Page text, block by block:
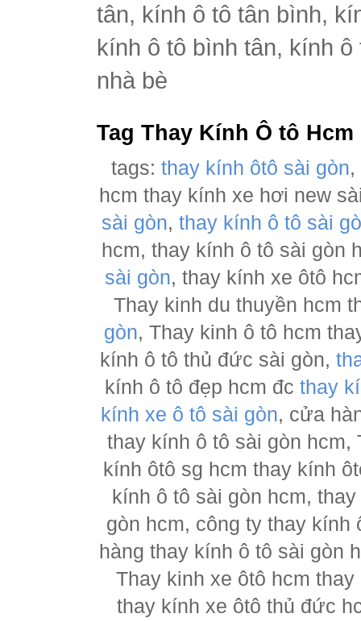
tân, kính ô tô tân bình,
kính ô tô bình tân, kính
nhà bè
Tag Thay Kính Ô tô Hcm
tags:thay kính ôtô sài gòn,
hcm thay kính xe hơi new
sài gòn,thay kính ô tô sài
hcm, thay kính ô tô sài gòn
sài gòn, thay kính xe ôtô
Thay kinh du thuyền hcm
gòn, Thay kinh ô tô hcm
kính ô tô thủ đức sài gòn,
kính ô tô đẹp hcm đc thay
kính xe ô tô sài gòn, cửa
thay kính ô tô sài gòn hcm,
kính ôtô sg hcm thay kính
kính ô tô sài gòn hcm,
gòn hcm, công ty thay
hàng thay kính ô tô sài gòn
Thay kinh xe ôtô hcm
thay kính xe ôtô thủ đức